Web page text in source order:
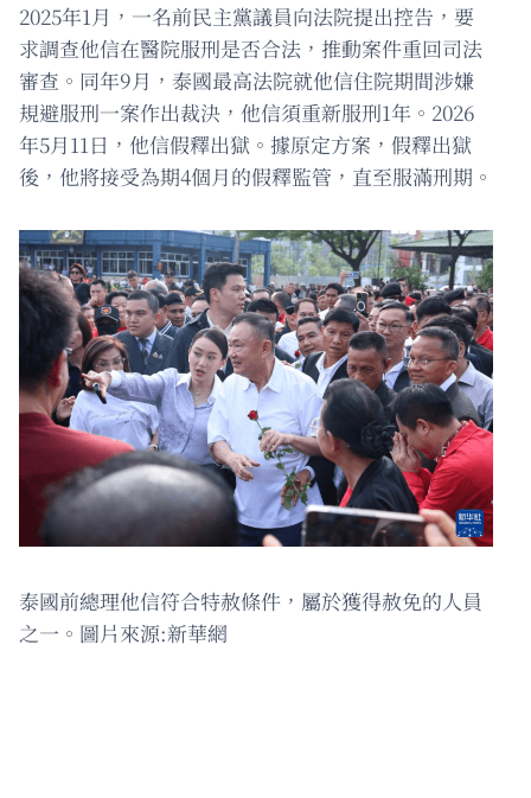
2025年1月，一名前民主黨議員向法院提出控告，要
求調查他信在醫院服刑是否合法，推動案件重回司法
審查。同年9月，泰國最高法院就他信住院期間涉嫌
規避服刑一案作出裁決，他信須重新服刑1年。2026
年5月11日，他信假釋出獄。據原定方案，假釋出獄
後，他將接受為期4個月的假釋監管，直至服滿刑期。
泰國前總理他信符合特赦條件，屬於獲得赦免的人員
之一。圖片來源:新華網